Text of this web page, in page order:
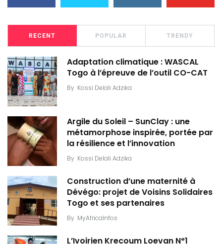
RECENT POPULAR TRENDY
Adaptation climatique : WASCAL
Togo à l’épreuve de l’outil CO-CAT
By Kossi Delali Adzika
Argile du Soleil – SunClay : une
métamorphose inspirée, portée par
la résilience et l’innovation
By Kossi Delali Adzika
Construction d’une maternité à
Dévégo: projet de Voisins Solidaires
Togo et ses partenaires
By MyAfricaInfos
L’Ivoirien Krecoum Loevan N°1